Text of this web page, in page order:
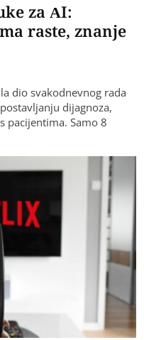
za AI:
raste, znanje
dio svakodnevnog rada
dijagnoza,
pacijentima. Samo 8